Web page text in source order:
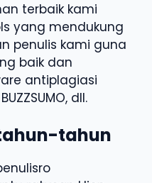
terbaik kami
yang mendukung
penulis kami guna
baik dan
antiplagiasi
dll.
tahun